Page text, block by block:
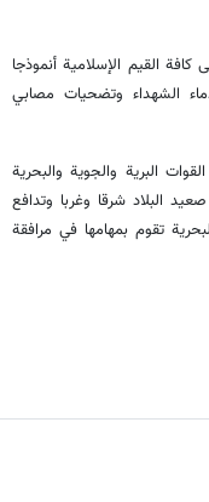
القيم الإسلامية أنموذجا
الشهداء وتضحيات مصابي
البرية والجوية والبحرية
البلاد شرقا وغربا وتدافع
تقوم بمهامها في مرافقة